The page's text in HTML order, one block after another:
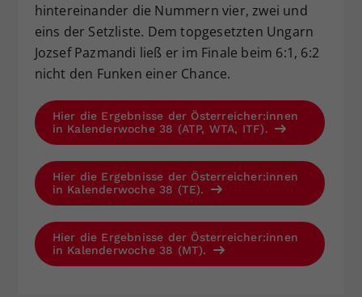
hintereinander die Nummern vier, zwei und
eins der Setzliste. Dem topgesetzten Ungarn
Jozsef Pazmandi ließ er im Finale beim 6:1, 6:2
nicht den Funken einer Chance.
Hier die Ergebnisse der Österreicher:innen
in Kalenderwoche 38 (ATP, WTA, ITF).
Hier die Ergebnisse der Österreicher:innen
in Kalenderwoche 38 (TE).
Hier die Ergebnisse der Österreicher:innen
in Kalenderwoche 38 (MT).